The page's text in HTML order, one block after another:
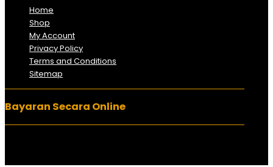
Home
Shop
My Account
Privacy Policy
Terms and Conditions
Sitemap
Bayaran Secara Online